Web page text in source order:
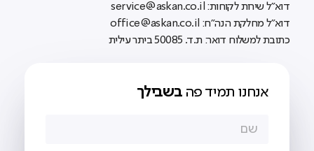
דוא"ל שירות לקוחות: service@askan.co.il
דוא"ל מחלקת הנה"ח: office@askan.co.il
כתובת למשלוח דואר: ת.ד. 50085 ביתר עילית
אנחנו תמיד פה בשבילך